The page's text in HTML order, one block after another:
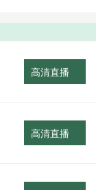
高清直播
高清直播